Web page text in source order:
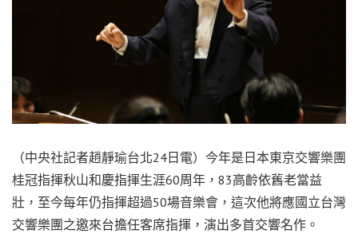
（中央社記者趙靜瑜台北24日電）今年是日本東京交響樂團
桂冠指揮秋山和慶指揮生涯60周年，83高齡依舊老當益
壯，至今每年仍指揮超過50場音樂會，這次他將應國立台灣
交響樂團之邀來台擔任客席指揮，演出多首交響名作。